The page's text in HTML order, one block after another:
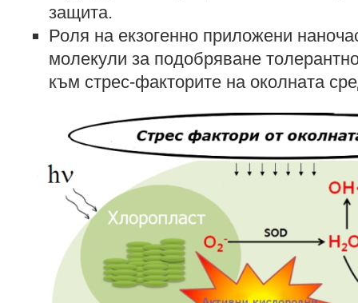
защита.
Роля на екзогенно приложени
молекули за подобряване
към стрес-факторите на околната